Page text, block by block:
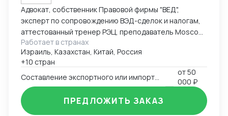
Адвокат, собственник Правовой фирмы "ВЕД",
эксперт по сопровождению ВЭД-сделок и налогам,
аттестованный тренер РЭЦ, преподаватель Moscow
Digital School. Неоднократно признана одним из
лучших юристов по ВЭД рейтингом юристов России
Право.ру-300, Коммерсантъ. Деятельность фирмы
"ВЕД" по направлению ВЭД отмечена Forbes Legal.
Работает в странах
Израиль, Казахстан, Китай, Россия
+10 стран
от50
000 ₽
ПРЕДЛОЖИТЬ ЗАКАЗ